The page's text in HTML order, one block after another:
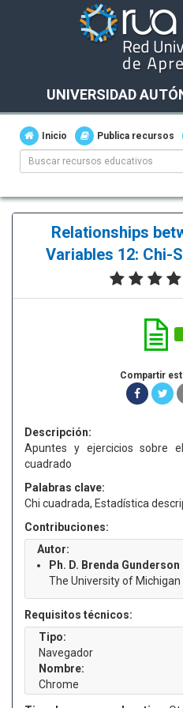
UNIVERSIDAD
Inicio Publica recursos
Relationships
Variables 12: Chi-
Compartir
Descripción:
Apuntes y ejercicios sobre
cuadrado
Palabras clave:
Chi cuadrada, Estadística
Contribuciones:
Autor:
Ph. D. Brenda Gunderson
The University of Michigan
Requisitos técnicos:
Tipo:
Navegador
Nombre:
Chrome